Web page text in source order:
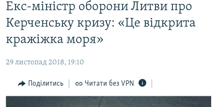
основного
матеріалу
Перейти
до
основної
Перейти
до
ВІДЕО ТА ФОТО
БЛОГИ
ПОГЛЯД
Екс-міністр оборони Литви про
Керченську кризу: «Це відкрита
кражіжка моря»
29 листопад 2018, 19:10
Поділитись Читати без VPN